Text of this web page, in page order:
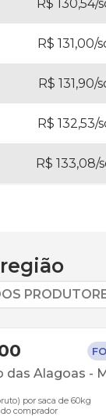
R$ 130,54/
R$ 131,00/
R$ 131,90/
R$ 132,53/
R$ 133,08/
das Alagoas -
por saca de 60kg
comprador